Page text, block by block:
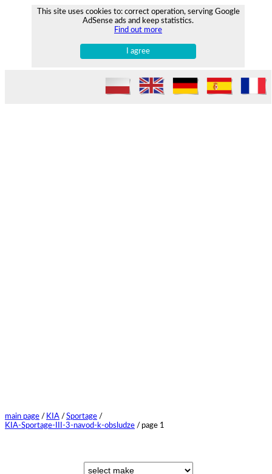
This site uses cookies to: correct operation, serving Google
AdSense ads and keep statistics.
Find out more
I agree
main page / KIA / Sportage /
KIA-Sportage-III-3-navod-k-obsludze / page 1